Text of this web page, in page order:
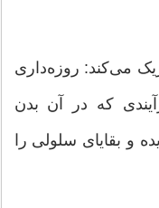
می‌کند: روزه‌داری
که در آن بدن
و بقایای سلولی را